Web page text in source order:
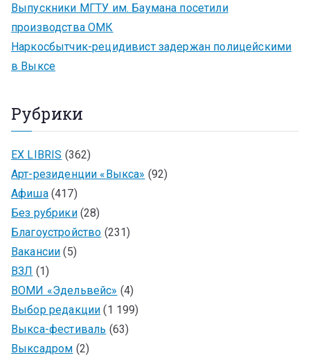
Выпускники МГТУ им. Баумана посетили
производства ОМК
Наркосбытчик-рецидивист задержан полицейскими
в Выксе
Рубрики
EX LIBRIS (362)
Арт-резиденции «Выкса» (92)
Афиша(417)
Без рубрики(28)
Благоустройство (231)
Вакансии (5)
ВЗЛ (1)
ВОМИ «Эдельвейс» (4)
Выбор редакции (1 199)
Выкса-фестиваль (63)
Выксадром (2)